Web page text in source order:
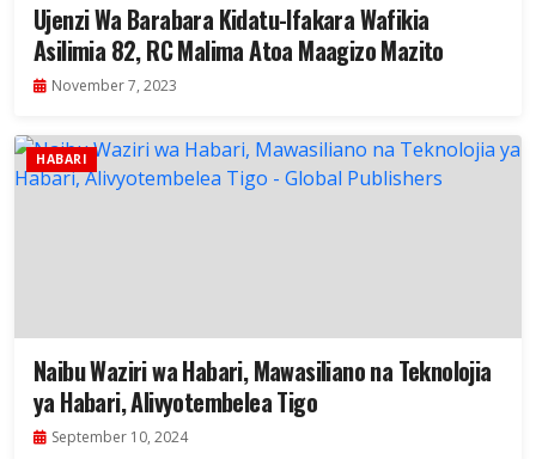
Ujenzi Wa Barabara Kidatu-Ifakara Wafikia
Asilimia 82, RC Malima Atoa Maagizo Mazito
November 7, 2023
HABARI
Naibu Waziri wa Habari, Mawasiliano na Teknolojia
ya Habari, Alivyotembelea Tigo
September 10, 2024